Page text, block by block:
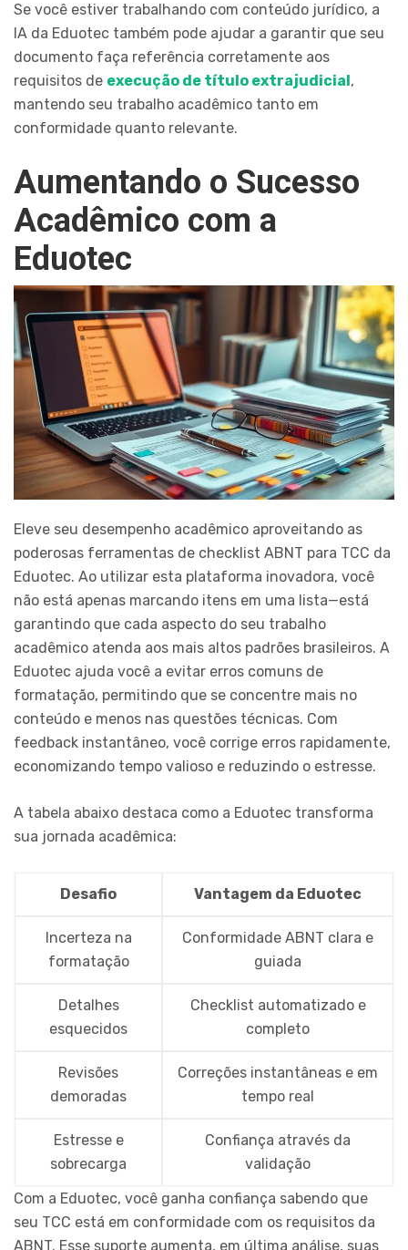
Se você estiver trabalhando com conteúdo jurídico, a
IA da Eduotec também pode ajudar a garantir que seu
documento faça referência corretamente aos
requisitos de execução de título extrajudicial ,
mantendo seu trabalho acadêmico tanto em
conformidade quanto relevante.
Aumentando o Sucesso
Acadêmico com a
Eduotec
Eleve seu desempenho acadêmico aproveitando as
poderosas ferramentas de checklist ABNT para TCC da
Eduotec. Ao utilizar esta plataforma inovadora, você
não está apenas marcando itens em uma lista—está
garantindo que cada aspecto do seu trabalho
acadêmico atenda aos mais altos padrões brasileiros. A
Eduotec ajuda você a evitar erros comuns de
formatação, permitindo que se concentre mais no
conteúdo e menos nas questões técnicas. Com
feedback instantâneo, você corrige erros rapidamente,
economizando tempo valioso e reduzindo o estresse.
A tabela abaixo destaca como a Eduotec transforma
sua jornada acadêmica:
Desafio Vantagem da Eduotec
Incerteza na
formatação
Conformidade ABNT clara e
guiada
Detalhes
esquecidos
Checklist automatizado e
completo
Revisões
demoradas
Correções instantâneas e em
tempo real
Estresse e
sobrecarga
Confiança através da
validação
Com a Eduotec, você ganha confiança sabendo que
seu TCC está em conformidade com os requisitos da
ABNT. Esse suporte aumenta, em última análise, suas